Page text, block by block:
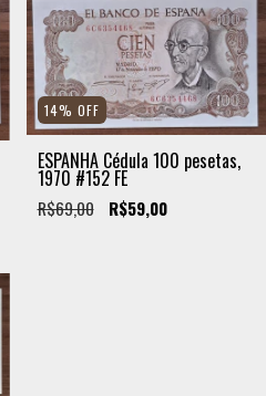
14% OFF
ESPANHA Cédula 100 pesetas,
1970 #152 FE
R$69,00 R$59,00